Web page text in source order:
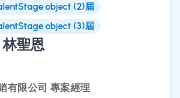
object (2)屆
object (3)屆
林聖恩
不只是行銷有限公司 專案經理